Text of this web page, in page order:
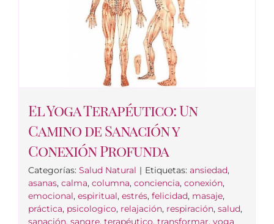
El Yoga Terapéutico: Un
Camino de Sanación y
Conexión Profunda
Categorías: Salud Natural | Etiquetas: ansiedad,
asanas, calma, columna, conciencia, conexión,
emocional, espiritual, estrés, felicidad, masaje,
práctica, psicologico, relajación, respiración, salud,
sanación, sangre, terapéutico, transformar, yoga